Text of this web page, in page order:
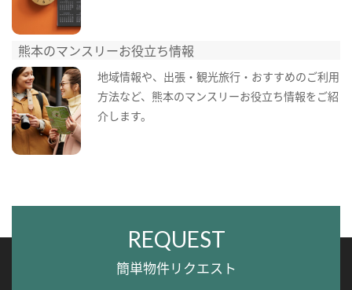
熊本のマンスリーお役立ち情報
地域情報や、出張・観光旅行・おすすめのご利用
方法など、熊本のマンスリーお役立ち情報をご紹
介します。
REQUEST
簡単物件リクエスト